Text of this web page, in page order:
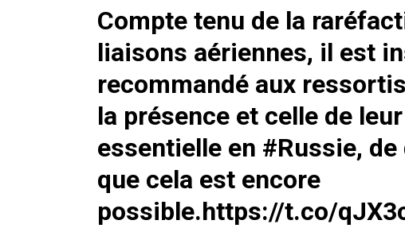
Compte tenu de la
liaisons aériennes, il est
recommandé aux
la présence et celle de
essentielle en #Russie,
que cela est encore
possible.https://t.co/